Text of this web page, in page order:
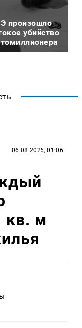
произошло
убийство
06.08.2026, 01:06
кв. м